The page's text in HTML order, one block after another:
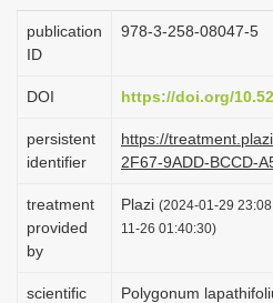
a
i
n
publication
ID
978-3-258-08047-5
DOI https://doi.org/
persistent
identifier
https://
2F67-9ADD-BCCD-
treatment
provided
by
Plazi (2024-01-29
11-26 01:40:30)
scientific
Polygonum